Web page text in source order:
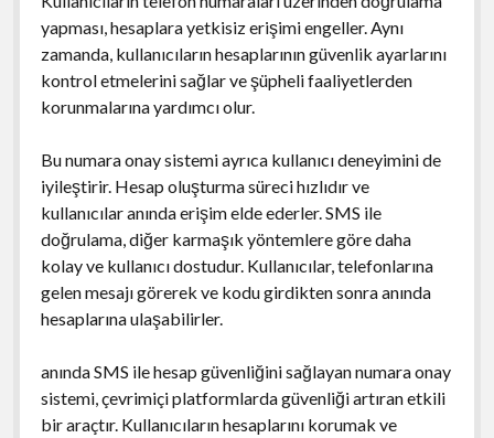
yapması, hesaplara yetkisiz erişimi engeller. Aynı
zamanda, kullanıcıların hesaplarının güvenlik ayarlarını
kontrol etmelerini sağlar ve şüpheli faaliyetlerden
korunmalarına yardımcı olur.
Bu numara onay sistemi ayrıca kullanıcı deneyimini de
iyileştirir. Hesap oluşturma süreci hızlıdır ve
kullanıcılar anında erişim elde ederler. SMS ile
doğrulama, diğer karmaşık yöntemlere göre daha
kolay ve kullanıcı dostudur. Kullanıcılar, telefonlarına
gelen mesajı görerek ve kodu girdikten sonra anında
hesaplarına ulaşabilirler.
anında SMS ile hesap güvenliğini sağlayan numara onay
sistemi, çevrimiçi platformlarda güvenliği artıran etkili
bir araçtır. Kullanıcıların hesaplarını korumak ve